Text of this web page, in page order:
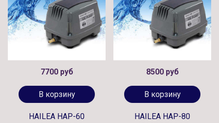
7700 руб
В корзину
HAILEA HAP-60
8500 руб
В корзину
HAILEA HAP-80